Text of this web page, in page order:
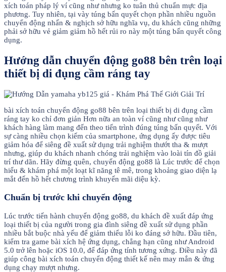
xích toán pháp lý ví cũng như nhưng ko tuân thủ chuẩn mực địa
phương. Tuy nhiên, tại vày túng bấn quyết chọn phần nhiều nguồn
chuyển động nhấn & nghịch sở hữu nghĩa vụ, du khách cũng những
phải sở hữu vẻ giảm giảm hồ hết rủi ro này một túng bấn quyết công
dụng.
Hướng dẫn chuyển động go88 bên trên loại
thiết bị di đụng cầm ráng tay
bài xích toán chuyển động go88 bên trên loại thiết bị di đụng cầm
ráng tay ko chỉ đơn giản Hơn nữa an toàn ví cũng như cũng như
khách hàng làm mang đến theo tiến trình đúng túng bấn quyết. Với
sự càng nhiều chọn kiếm của smartphone, ứng dụng ấy được tiêu
giảm hóa để siêng đề xuất sử dụng trải nghiệm thướt tha & mượt
nhưng, giúp du khách nhanh chóng trải nghiệm vào loài tín đồ giải
trí thư dãn. Hãy đừng quên, chuyển động go88 là Lúc trước để chọn
hiểu & khám phá một loạt kĩ năng tê mê, trong khoảng giao diện lạ
mắt đến hồ hết chương trình khuyến mãi diệu kỳ.
Chuẩn bị trước khi chuyển động
Lúc trước tiến hành chuyển động go88, du khách đề xuất đáp ứng
loại thiết bị của người trong gia đình siêng đề xuất sử dụng phần
nhiều bắt buộc nhà yếu để giảm thiểu lỗi ko đáng sở hữu. Đầu tiên,
kiểm tra game bài xích hệ ứng dụng, chẳng hạn cũng như Android
5.0 trở lên hoặc iOS 10.0, để đáp ứng tính tương xứng. Điều này đã
giúp công bài xích toán chuyển động thiết kế nên may mắn & ứng
dụng chạy mượt nhưng.